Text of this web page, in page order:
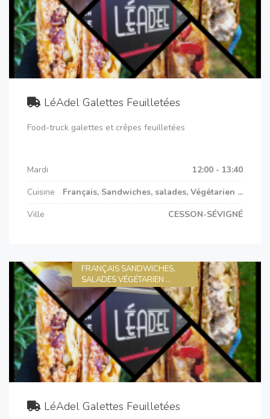
LéAdel Galettes Feuilletées
Food-truck galettes et crêpes feuilletées
Mardi
12:00 - 13:40
Cuisine
Français, Sandwiches, salades, Végétarien ...
Ville
CESSON-SÉVIGNÉ
FRANÇAIS SANDWICHES,
SALADES VÉGÉTARIEN ...
LéAdel Galettes Feuilletées